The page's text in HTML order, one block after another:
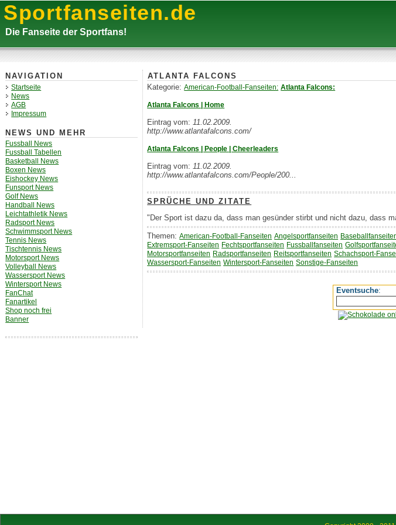
Sportfanseiten.de
Die Fanseite der Sportfans!
NAVIGATION
Startseite
News
AGB
Impressum
NEWS UND MEHR
Fussball News
Fussball Tabellen
Basketball News
Boxen News
Eishockey News
Funsport News
Golf News
Handball News
Leichtathletik News
Radsport News
Schwimmsport News
Tennis News
Tischtennis News
Motorsport News
Volleyball News
Wassersport News
Wintersport News
FanChat
Fanartikel
Shop noch frei
Banner
ATLANTA FALCONS
Kategorie:American-Football-Fanseiten: Atlanta Falcons:
Atlanta Falcons | Home
Eintrag vom: 11.02.2009.
http://www.atlantafalcons.com/
Atlanta Falcons | People | Cheerleaders
Eintrag vom: 11.02.2009.
http://www.atlantafalcons.com/People/200...
SPRÜCHE UND ZITATE
"Der Sport ist dazu da, dass man gesünder stirbt und nicht dazu, dass
Themen:American-Football-Fanseiten Angelsportfanseiten
Extremsport-Fanseiten Fechtsportfanseiten Fussballfanseiten
Motorsportfanseiten Radsportfanseiten Reitsportfanseiten Schachsport-
Wassersport-Fanseiten Wintersport-Fanseiten Sonstige-Fanseiten
Eventsuche: